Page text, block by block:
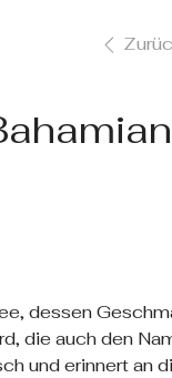
dessen
die auch den
und erinnert an